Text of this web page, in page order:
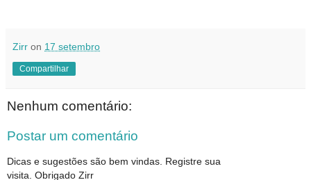
Zirr on 17 setembro
Compartilhar
Nenhum comentário:
Postar um comentário
Dicas e sugestões são bem vindas. Registre sua
visita. Obrigado Zirr